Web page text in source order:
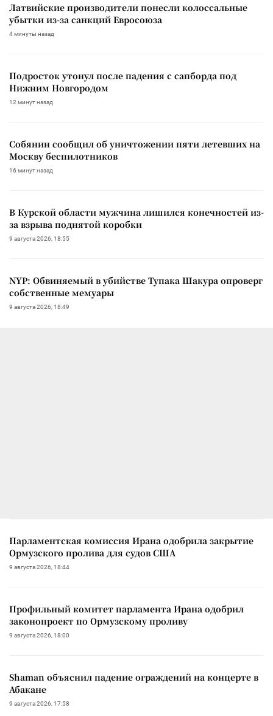
Латвийские производители понесли колоссальные
убытки из-за санкций Евросоюза
4 минуты назад
Подросток утонул после падения с сапборда под
Нижним Новгородом
12 минут назад
Собянин сообщил об уничтожении пяти летевших на
Москву беспилотников
16 минут назад
В Курской области мужчина лишился конечностей из-
за взрыва поднятой коробки
9 августа 2026, 18:55
NYP: Обвиняемый в убийстве Тупака Шакура опроверг
собственные мемуары
9 августа 2026, 18:49
Парламентская комиссия Ирана одобрила закрытие
Ормузского пролива для судов США
9 августа 2026, 18:44
Профильный комитет парламента Ирана одобрил
законопроект по Ормузскому проливу
9 августа 2026, 18:00
Shaman объяснил падение ограждений на концерте в
Абакане
9 августа 2026, 17:58